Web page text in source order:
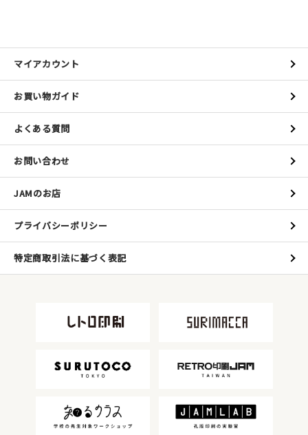
マイアカウント
お買い物ガイド
よくある質問
お問い合わせ
JAMのお店
プライバシーポリシー
特定商取引法に基づく表記